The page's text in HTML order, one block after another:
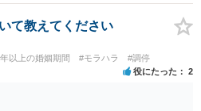
ります。したがって、夫が相手女性
道上から尾行・撮影して住所を割り
ば問題ありません。 ２ 相手女性が既
請求の可能性 相手女性が既婚である
性の双方に対して不貞行為に基づく
謝料額に影響します。 ・相手女性が
て教えてください
以上の婚姻期間 #モラハラ #調停
役にたった 2